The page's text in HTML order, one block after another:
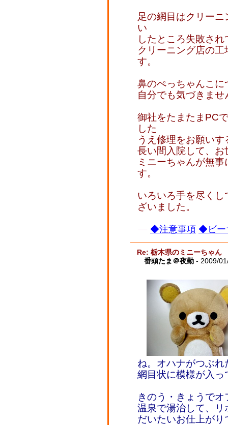
足の網目はクリー
い
したところ失敗さ
クリーニング店の
す。
鼻のぺっちゃんこ
自分でも気づきませ
御社をたまたまPC
した
うえ修理をお願い
長い間入院して、
ミニーちゃんが無
す。
いろいろ手を尽く
ざいました。
◆注意事項 ◆ビー
Re: 栃木県のミニーちゃん
番頭たま＠夜勤 - 2009/
ね。オハナがつぶ
網目状に模様が入っ
きのう・きょうで
温泉で湯治して、
だいたいお仕上がり